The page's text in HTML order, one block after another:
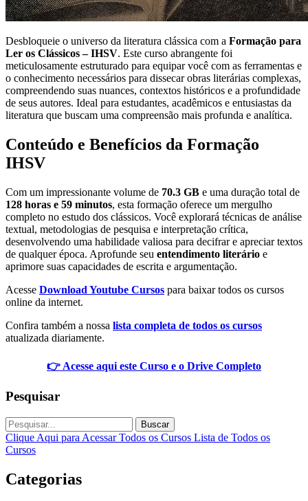
Desbloqueie o universo da literatura clássica com a Formação para
Ler os Clássicos – IHSV. Este curso abrangente foi
meticulosamente estruturado para equipar você com as ferramentas e
o conhecimento necessários para dissecar obras literárias complexas,
compreendendo suas nuances, contextos históricos e a profundidade
de seus autores. Ideal para estudantes, acadêmicos e entusiastas da
literatura que buscam uma compreensão mais profunda e analítica.
Conteúdo e Benefícios da Formação
IHSV
Com um impressionante volume de 70.3 GB e uma duração total de
128 horas e 59 minutos, esta formação oferece um mergulho
completo no estudo dos clássicos. Você explorará técnicas de análise
textual, metodologias de pesquisa e interpretação crítica,
desenvolvendo uma habilidade valiosa para decifrar e apreciar textos
de qualquer época. Aprofunde seu entendimento literário e
aprimore suas capacidades de escrita e argumentação.
Acesse Download Youtube Cursos para baixar todos os cursos
online da internet.
Confira também a nossa lista completa de todos os cursos
atualizada diariamente.
👉 Acesse aqui este Curso e o Drive Completo
Pesquisar
Buscar
Clique Aqui para Acessar Todos os Cursos Lista de Todos os
Cursos
Categorias